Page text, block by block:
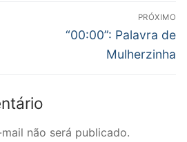
PRÓXIMO
Próximo
“00:00”: Palavra de
Mulherzinha
não será publicado.